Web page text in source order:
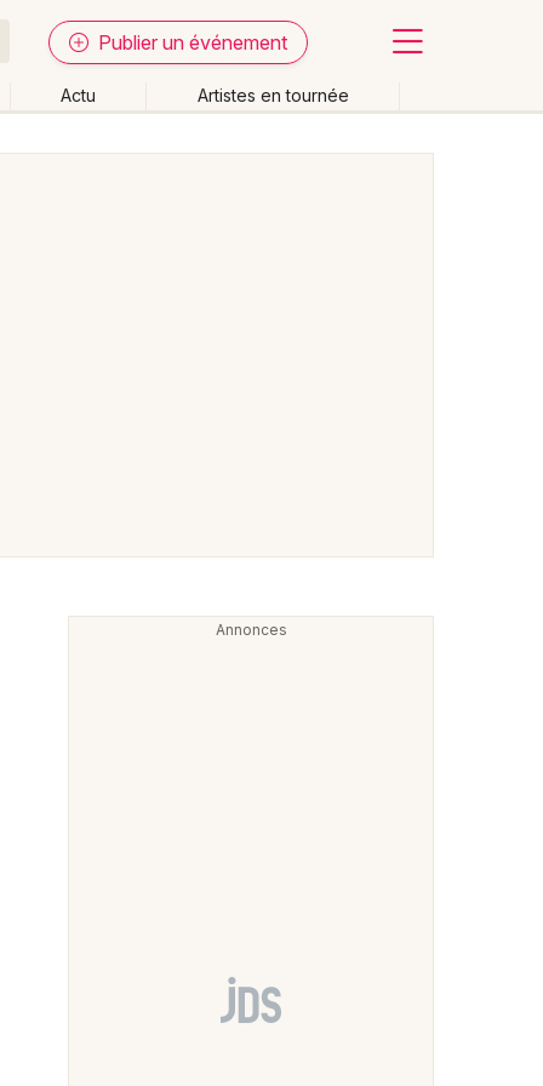
Publier un événement
Actu Artistes en tournée